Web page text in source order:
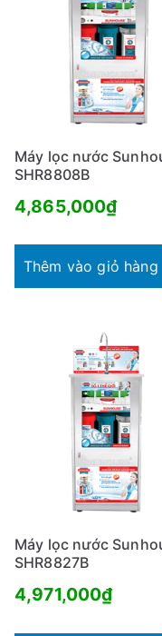
Máy lọc nước
SHR8808B
4,865,000₫
Thêm vào giỏ hàng
Máy lọc nước
SHR8827B
4,971,000₫